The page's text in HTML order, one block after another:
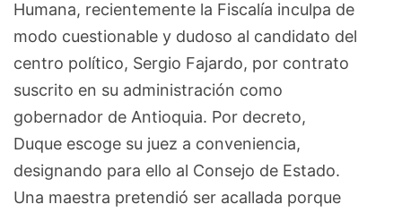
Humana, recientemente la Fiscalía inculpa de
modo cuestionable y dudoso al candidato del
centro político, Sergio Fajardo, por contrato
suscrito en su administración como
gobernador de Antioquia. Por decreto,
Duque escoge su juez a conveniencia,
designando para ello al Consejo de Estado.
Una maestra pretendió ser acallada porque